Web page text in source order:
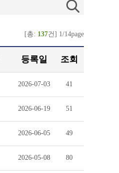
[총: 137건] 1/14page
등록일 조회
2026-07-03 41
2026-06-19 51
2026-06-05 49
2026-05-08 80